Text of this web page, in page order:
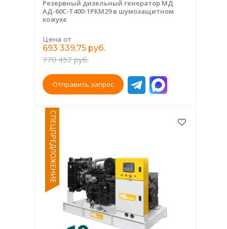
Резервный дизельный генератор МД
АД-60С-Т400-1РКМ29 в шумозащитном
кожухе
Цена от
693 339,75 руб.
770 457 руб.
Отправить запрос
СПЕЦПРЕДЛОЖЕНИЕ